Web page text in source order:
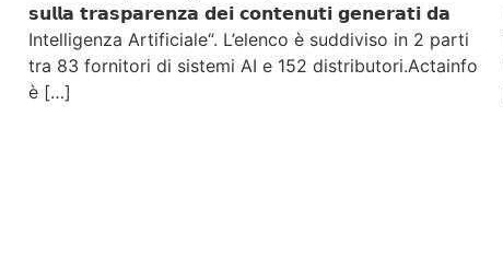
𝘀𝘂𝗹𝗹𝗮 𝘁𝗿𝗮𝘀𝗽𝗮𝗿𝗲𝗻𝘇𝗮 𝗱𝗲𝗶 𝗰𝗼𝗻𝘁𝗲𝗻𝘂𝘁𝗶 𝗴𝗲𝗻𝗲𝗿𝗮𝘁𝗶 𝗱𝗮
Intelligenza Artificiale“. L’elenco è suddiviso in 2 parti
tra 83 fornitori di sistemi AI e 152 distributori.Actainfo
è […]